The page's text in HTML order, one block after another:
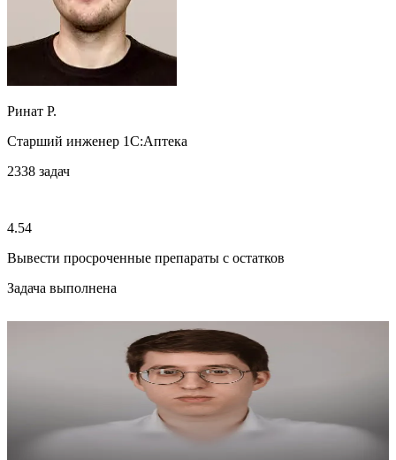
Ринат Р.
Старший инженер 1C:Аптека
2338 задач
4.54
Вывести просроченные препараты с остатков
Задача выполнена
Старший аналитик 1С:БГУ